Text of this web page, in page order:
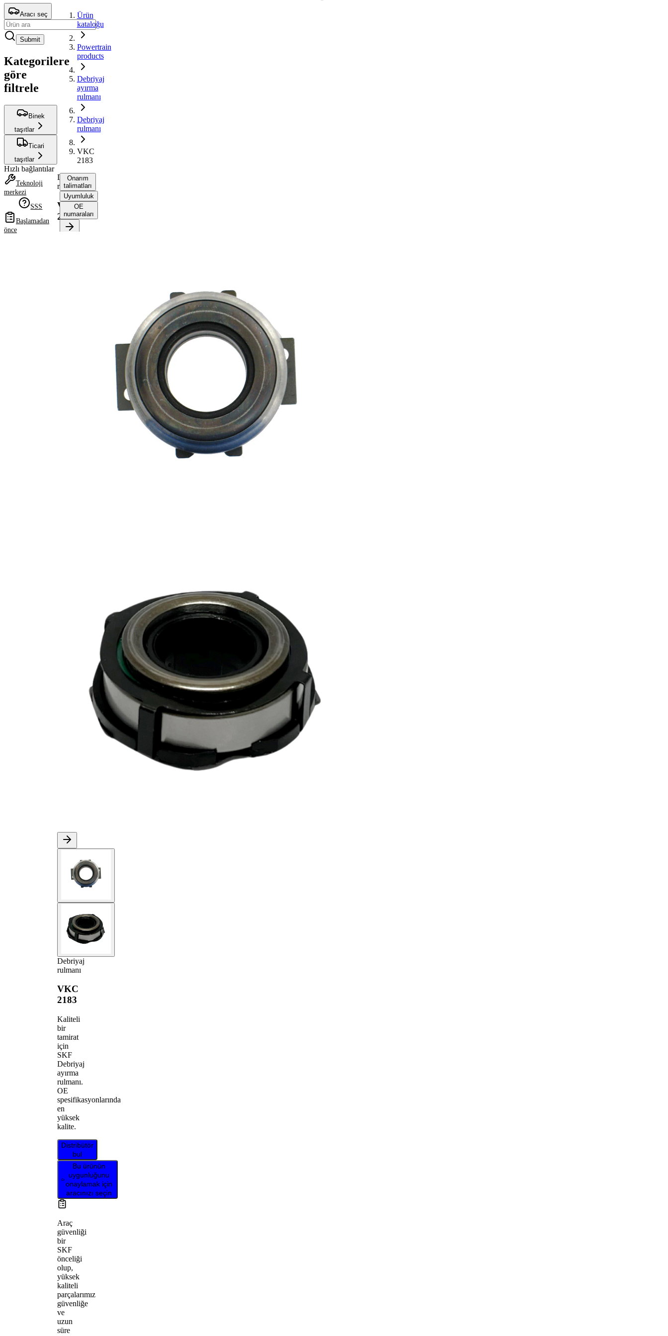
Aracı seç
Submit
Kategorilere
göre
filtrele
Binek
taşıtlar
Ticari
taşıtlar
Hızlı bağlantılar
Teknoloji
merkezi
SSS
Başlamadan
önce
Ürün
kataloğu
Powertrain
products
Debriyaj
ayırma
rulmanı
Debriyaj
rulmanı
VKC
2183
Debriyaj
rulmanı
VKC
2183
Debriyaj
rulmanı
VKC
2183
Kaliteli
bir
tamirat
için
SKF
Debriyaj
ayırma
rulmanı.
OE
spesifikasyonlarında
en
yüksek
kalite.
Distribütör
bul
Bu ürünün
uygunluğunu
onaylamak için
aracınızı seçin
Araç
güvenliği
bir
SKF
önceliği
olup,
yüksek
kaliteli
parçalarımız
güvenliğe
ve
uzun
süre
Onarım
talimatları
Uyumluluk
OE
numaraları